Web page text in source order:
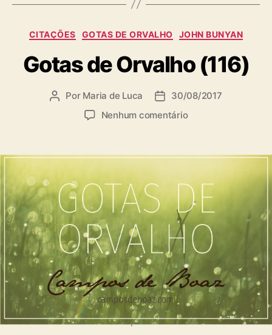
s
C
t
e
o
r
s
CITAÇÕES GOTAS DE ORVALHO JOHN BUNYAN
Gotas de Orvalho (116)
A
p
o
t
Por Maria de Luca
D
b
l
a
ã
o
30/08/2017
Nenhum comentárioe
o
a
s
d
e
O
v
a
l
h
o
(
Cedo de manhã, o orvalho do céu!